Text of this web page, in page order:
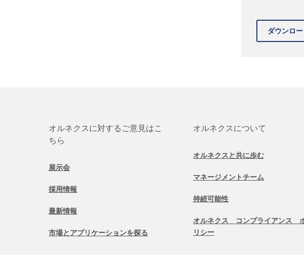
オルネクスに対するご意見はこ
ちら
展示会
採用情報
最新情報
市場とアプリケーションを探る
オルネクスについて
オルネクスと共に歩む
マネージメントチーム
持続可能性
オルネクス コンプライアンス
リシー